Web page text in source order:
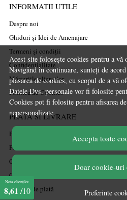
Acest site folosește cookies pentru a
Navigând în continuare, sunteți de
plasarea de cookies, cu scopul de a vă
Datele Dvs. personale vor fi folosite
Cookies pot fi folosite pentru afisarea
nepersonalizate.
Accepta toate
Doar cookie-uri
Preferinte
INFORMATII UTILE
Despre noi
Ghiduri și Idei de Amenajare
Termeni și condiții
Confidențialitate
Mărturiile clienților
Politica de Cookies
PLATA SI LIVRARE
Politica de transport
Politica de retur
Cum cumpăr
Coșul meu
Metode de plată
Nota clienților
8,61 /10